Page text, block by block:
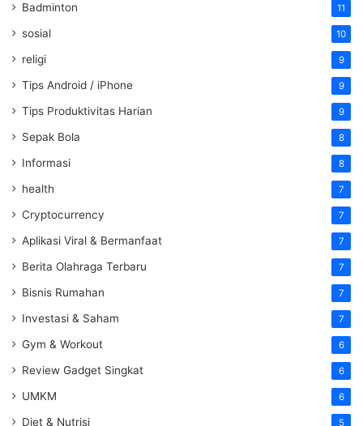
Badminton 11
sosial 10
religi 9
Tips Android / iPhone 9
Tips Produktivitas Harian 9
Sepak Bola 8
Informasi 8
health 7
Cryptocurrency 7
Aplikasi Viral & Bermanfaat 7
Berita Olahraga Terbaru 7
Bisnis Rumahan 7
Investasi & Saham 7
Gym & Workout 6
Review Gadget Singkat 6
UMKM 6
Diet & Nutrisi 5